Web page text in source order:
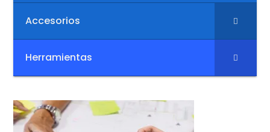
Accesorios
Herramientas